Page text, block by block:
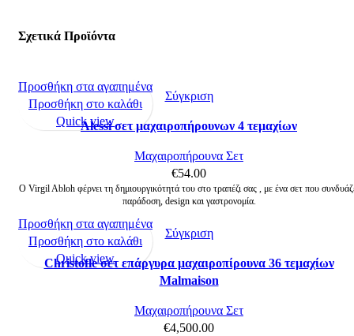
Σχετικά Προϊόντα
Σύγκριση
Alessi σετ μαχαιροπήρουνων 4 τεμαχίων
Μαχαιροπήρουνα Σετ
€54.00
Ο Virgil Abloh φέρνει τη δημιουργικότητά του στο τραπέζι σας , με ένα σετ που
παράδοση, design και γαστρονομία.
Προσθήκη στα αγαπημένα
Προσθήκη στο καλάθι
Quick view
Σύγκριση
Christofle σετ επάργυρα μαχαιροπίρουνα 36 τεμαχίων
Malmaison
Μαχαιροπήρουνα Σετ
€4,500.00
Προσθήκη στα αγαπημένα
Προσθήκη στο καλάθι
Quick view